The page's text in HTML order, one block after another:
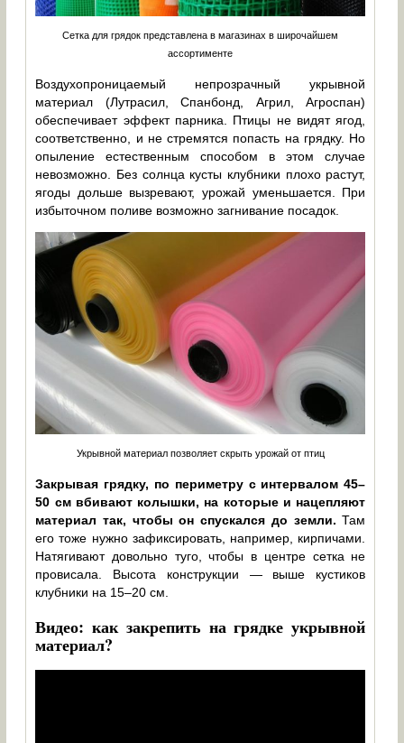
Сетка для грядок представлена в магазинах в широчайшем
ассортименте
Воздухопроницаемый непрозрачный укрывной
материал (Лутрасил, Спанбонд, Агрил, Агроспан)
обеспечивает эффект парника. Птицы не видят ягод,
соответственно, и не стремятся попасть на грядку. Но
опыление естественным способом в этом случае
невозможно. Без солнца кусты клубники плохо растут,
ягоды дольше вызревают, урожай уменьшается. При
избыточном поливе возможно загнивание посадок.
Укрывной материал позволяет скрыть урожай от птиц
Закрывая грядку, по периметру с интервалом 45–
50 см вбивают колышки, на которые и нацепляют
материал так, чтобы он спускался до земли. Там
его тоже нужно зафиксировать, например, кирпичами.
Натягивают довольно туго, чтобы в центре сетка не
провисала. Высота конструкции — выше кустиков
клубники на 15–20 см.
Видео: как закрепить на грядке укрывной
материал?